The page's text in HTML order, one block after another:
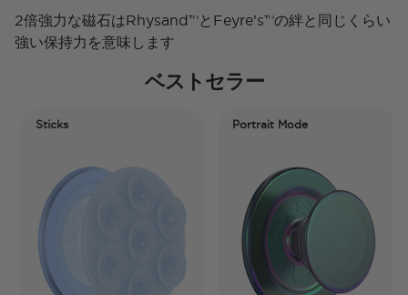
2倍強力な磁石はRhysand™とFeyre’s™の絆と同じくらい
強い保持力を意味します
ベストセラー
Sticks Portrait Mode